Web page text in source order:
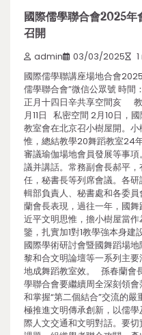
國際儒學聯合會2025
召開
admin 03/03/2025
國際儒學聯講座場地合會
儒學聯合會”微信公眾號 時間
正月十四日辛共享空間亥
月11日 私密空間 2月10日，
教室會在北京召小樹屋開。
惟，總結教學20舞蹈教室24
審議瑜伽場地會員發展等事
議并講話。常務副會長郝平
任，秘書長等列席會議。各
輯部負責人、秘書處和各委
蘭會長表現，過往一年，國
近平文明思惟，擔小樹屋當
鑒，扎實加1對1教學強本身
國際學術研討會暨國舞蹈場
黎和合文明論壇等一系列主
地成舞蹈教室效。 孫春蘭會
學聯合會要繼續周全深刻領
和掌握“第二個結合”交流的
極推進文明傳承創新，以儒
際人文交通和文明對話。要